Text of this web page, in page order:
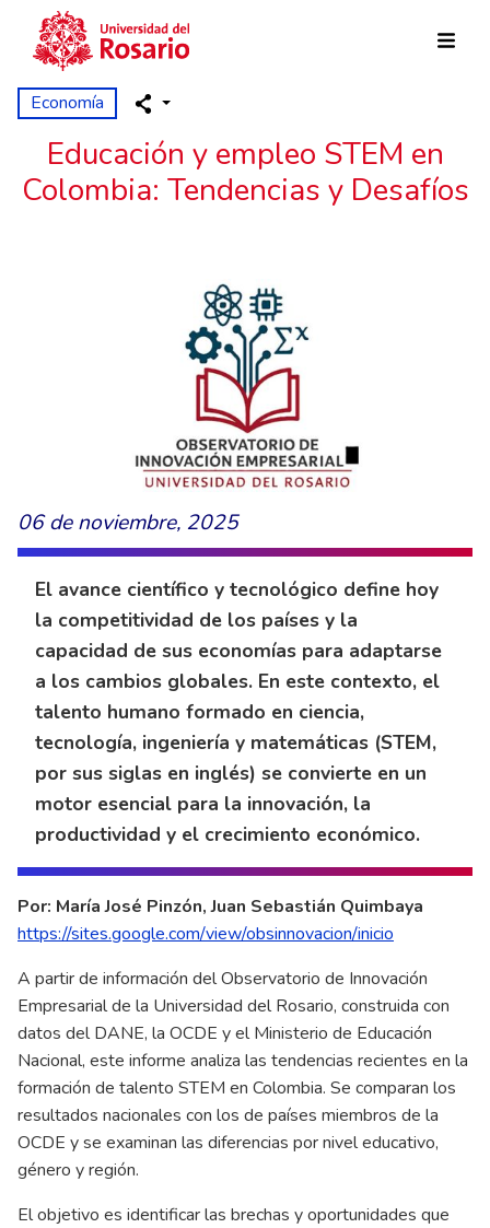
Pasar al contenido principal
Economía
Educación y empleo STEM en
Colombia: Tendencias y Desafíos
06 de noviembre, 2025
El avance científico y tecnológico define hoy
la competitividad de los países y la
capacidad de sus economías para adaptarse
a los cambios globales. En este contexto, el
talento humano formado en ciencia,
tecnología, ingeniería y matemáticas (STEM,
por sus siglas en inglés) se convierte en un
motor esencial para la innovación, la
productividad y el crecimiento económico.
Por: María José Pinzón, Juan Sebastián Quimbaya
https://sites.google.com/view/obsinnovacion/inicio
A partir de información del Observatorio de Innovación
Empresarial de la Universidad del Rosario, construida con
datos del DANE, la OCDE y el Ministerio de Educación
Nacional, este informe analiza las tendencias recientes en la
formación de talento STEM en Colombia. Se comparan los
resultados nacionales con los de países miembros de la
OCDE y se examinan las diferencias por nivel educativo,
género y región.
El objetivo es identificar las brechas y oportunidades que